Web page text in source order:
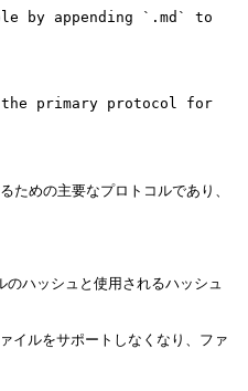
by appending `.md` to
primary protocol for
の主要なプロトコルであり、
ハッシュと使用されるハッシュ
イルをサポートしなくなり、ファ